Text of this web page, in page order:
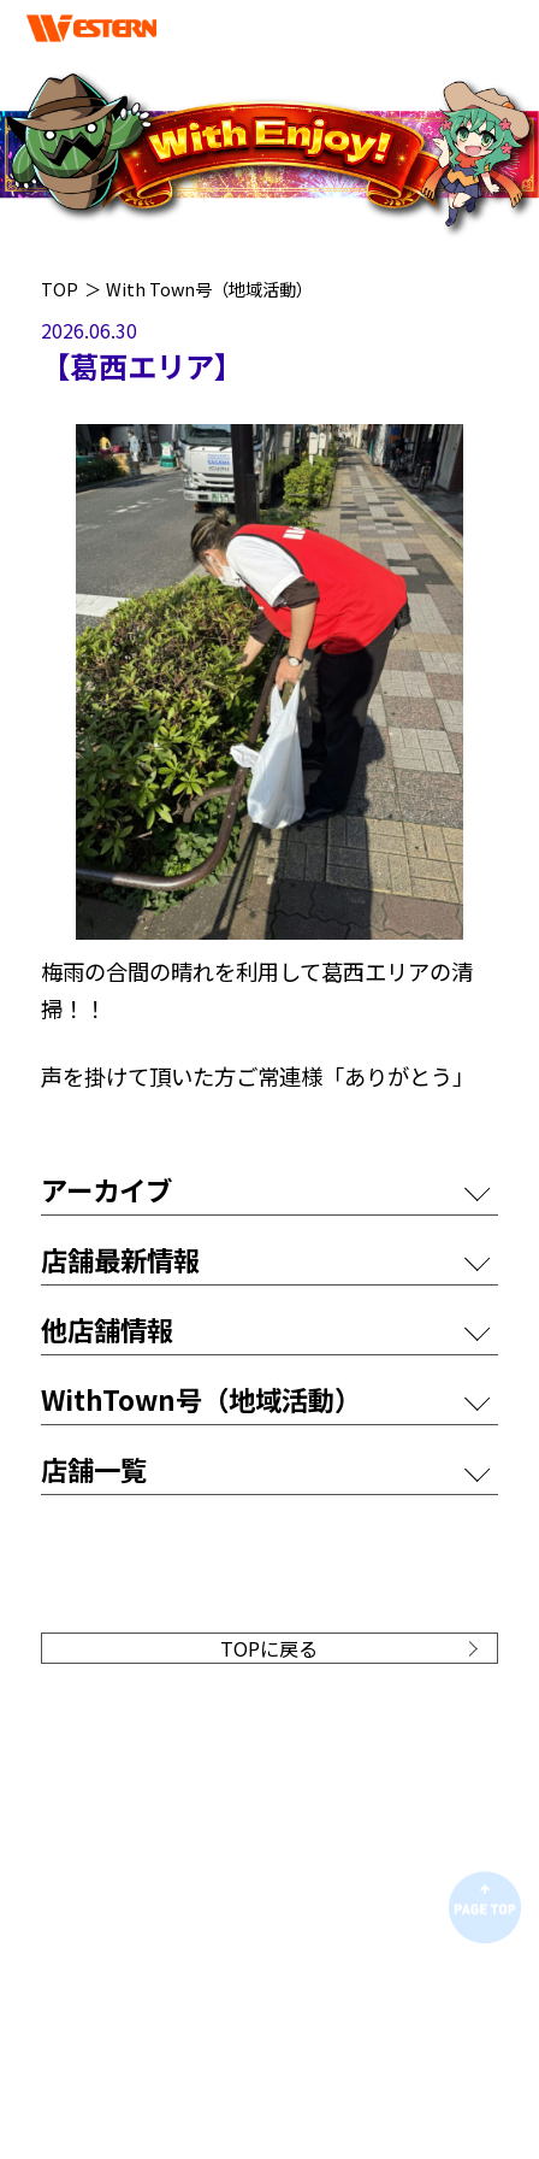
TOP ＞ With Town号（地域活動）
2026.06.30
【葛西エリア】
梅雨の合間の晴れを利用して葛西エリアの清
掃！！
声を掛けて頂いた方ご常連様「ありがとう」
アーカイブ
店舗最新情報
他店舗情報
WithTown号（地域活動）
店舗一覧
TOPに戻る